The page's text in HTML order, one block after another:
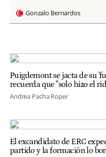
Gonzalo Bernardos
Puigdemont se jacta de su
recuerda que "solo hizo el
Andrea Pacha Röper
El excandidato de ERC
partido y la formación lo